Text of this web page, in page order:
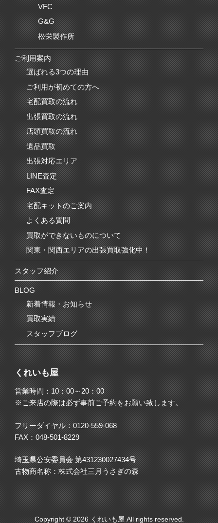
VFC
G&G
松栄製作所
ご利用案内
選ばれる3つの理由
ご利用が初めての方へ
宅配買取の流れ
出張買取の流れ
店頭買取の流れ
遺品買取
出張対応エリア
LINE査定
FAX査定
宅配キットのご案内
よくある質問
買取ができないものについて
関東・関西エリアの出張買取強化中！
スタッフ紹介
BLOG
新着情報・お知らせ
買取実績
スタッフブログ
くれいも屋
営業時間：10：00～20：00
※ご来店の際は必ず事前ご予約をお願い致します。
フリーダイヤル：0120-559-068
FAX：048-501-8229
埼玉県公安委員会 第431230027434号
古物商名称：株式会社三月うさぎの森
Copyright © 2026 くれいも屋 All rights reserved.